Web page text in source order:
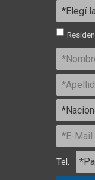
Tel.